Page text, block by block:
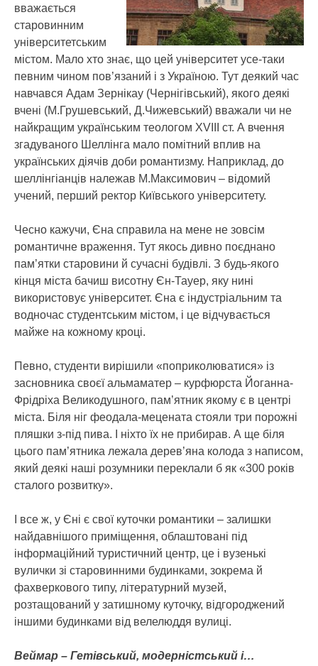
вважається
старовинним
університетським
містом. Мало хто знає, що цей університет усе-таки
певним чином пов’язаний і з Україною. Тут деякий час
навчався Адам Зернікау (Чернігівський), якого деякі
вчені (М.Грушевський, Д.Чижевський) вважали чи не
найкращим українським теологом XVIII ст. А вчення
згадуваного Шеллінга мало помітний вплив на
українських діячів доби романтизму. Наприклад, до
шеллінгіанців належав М.Максимович – відомий
учений, перший ректор Київського університету.
Чесно кажучи, Єна справила на мене не зовсім
романтичне враження. Тут якось дивно поєднано
пам’ятки старовини й сучасні будівлі. З будь-якого
кінця міста бачиш висотну Єн-Тауер, яку нині
використовує університет. Єна є індустріальним та
водночас студентським містом, і це відчувається
майже на кожному кроці.
Певно, студенти вирішили «поприколюватися» із
засновника своєї альмаматер – курфюрста Йоганна-
Фрідріха Великодушного, пам’ятник якому є в центрі
міста. Біля ніг феодала-мецената стояли три порожні
пляшки з-під пива. І ніхто їх не прибирав. А ще біля
цього пам’ятника лежала дерев’яна колода з написом,
який деякі наші розумники переклали б як «300 років
сталого розвитку».
І все ж, у Єні є свої куточки романтики – залишки
найдавнішого приміщення, облаштовані під
інформаційний туристичний центр, це і вузенькі
вулички зі старовинними будинками, зокрема й
фахверкового типу, літературний музей,
розтащований у затишному куточку, відгороджений
іншими будинками від велелюддя вулиці.
Веймар – Гетівський, модерністський і…